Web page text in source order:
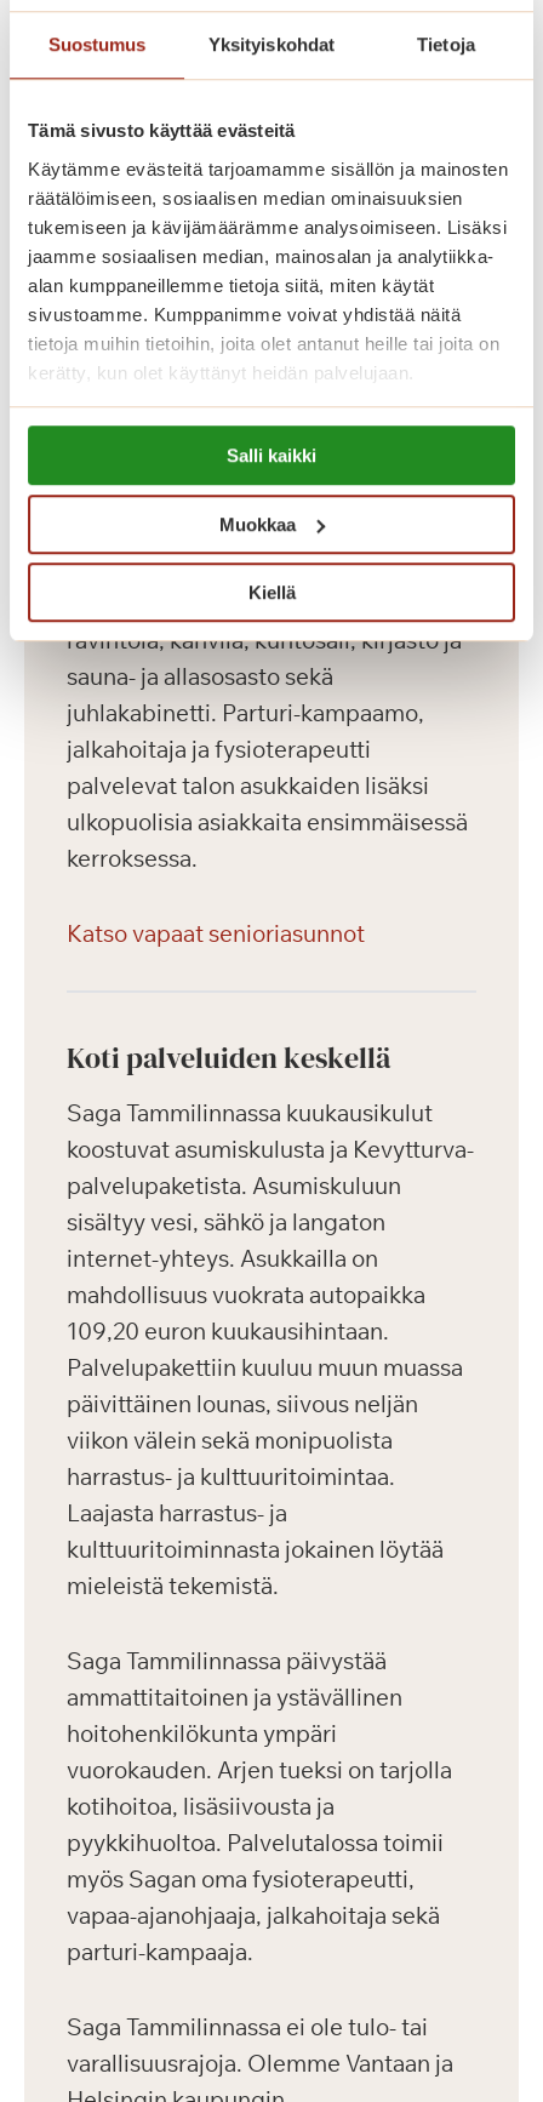
Suostumus Yksityiskohdat Tietoja
Tämä sivusto käyttää evästeitä
Käytämme evästeitä tarjoamamme sisällön ja mainosten
räätälöimiseen, sosiaalisen median ominaisuuksien
tukemiseen ja kävijämäärämme analysoimiseen. Lisäksi
jaamme sosiaalisen median, mainosalan ja analytiikka-
alan kumppaneillemme tietoja siitä, miten käytät
sivustoamme. Kumppanimme voivat yhdistää näitä
tietoja muihin tietoihin, joita olet antanut heille tai joita on
kerätty, kun olet käyttänyt heidän palvelujaan.
Lue lisää evästeistä:
https://sagacare.fi/evasteet/
Salli kaikki
Muokkaa
Kiellä
vuokrattavaa senioriasuntoa, yksiöitä
ja kaksioita kooltaan 36-56 m2
hyvin varustellut senioriasunnot on
toteutettu yksityisten Saga-
palvelutalojen korkeiden
laatukriteerien mukaisesti. Meillä asut
omassa kodissasi, jonka voit sisustaa
mieleiseksesi. Kaikissa asunnoissa on
avara pohjaratkaisu, nykyaikainen
keittiö, esteetön kylpyhuone sekä
turvapuhelin. Lähes kaikissa
asunnoissa on lasitettu parveke.
Palvelutalon ensimmäisessä
kerroksessa sijaitsevat asukkaiden
käytössä olevat viihtyisät yhteistilat:
ravintola, kahvila, kuntosali, kirjasto ja
sauna- ja allasosasto sekä
juhlakabinetti. Parturi-kampaamo,
jalkahoitaja ja fysioterapeutti
palvelevat talon asukkaiden lisäksi
ulkopuolisia asiakkaita ensimmäisessä
kerroksessa.
Katso vapaat senioriasunnot
Koti palveluiden keskellä
Saga Tammilinnassa kuukausikulut
koostuvat asumiskulusta ja Kevytturva-
palvelupaketista. Asumiskuluun
sisältyy vesi, sähkö ja langaton
internet-yhteys. Asukkailla on
mahdollisuus vuokrata autopaikka
109,20 euron kuukausihintaan.
Palvelupakettiin kuuluu muun muassa
päivittäinen lounas, siivous neljän
viikon välein sekä monipuolista
harrastus- ja kulttuuritoimintaa.
Laajasta harrastus- ja
kulttuuritoiminnasta jokainen löytää
mieleistä tekemistä.
Saga Tammilinnassa päivystää
ammattitaitoinen ja ystävällinen
hoitohenkilökunta ympäri
vuorokauden. Arjen tueksi on tarjolla
kotihoitoa, lisäsiivousta ja
pyykkihuoltoa. Palvelutalossa toimii
myös Sagan oma fysioterapeutti,
vapaa-ajanohjaaja, jalkahoitaja sekä
parturi-kampaaja.
Saga Tammilinnassa ei ole tulo- tai
varallisuusrajoja. Olemme Vantaan ja